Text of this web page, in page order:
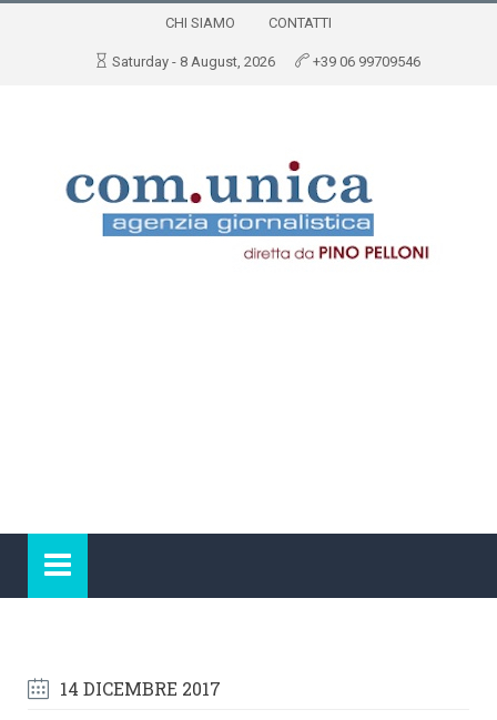
CHI SIAMO CONTATTI
Saturday - 8 August, 2026 +39 06 99709546
14 DICEMBRE 2017